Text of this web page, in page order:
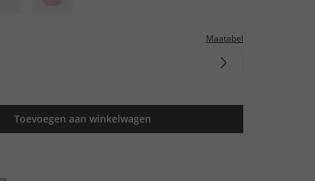
Maatabel
Toevoegen aan winkelwagen